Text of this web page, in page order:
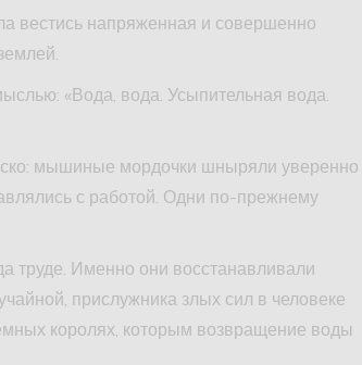
вестись напряженная и совершенно
«Вода, вода. Усыпительная вода.
мышиные мордочки шныряли уверенно
с работой. Одни по-прежнему
труде. Именно они восстанавливали
прислужника злых сил в человеке
королях, которым возвращение воды